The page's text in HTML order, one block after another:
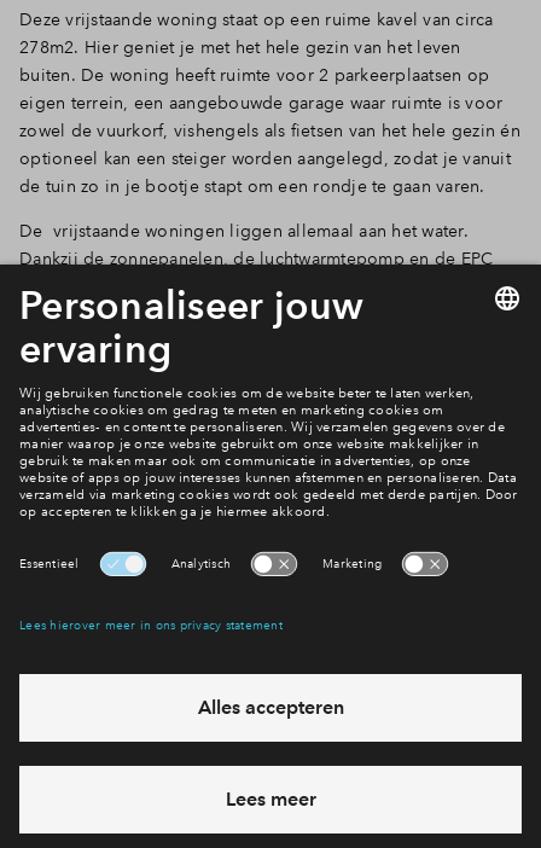
Deze vrijstaande woning staat op een ruime kavel van circa
278m2. Hier geniet je met het hele gezin van het leven
buiten. De woning heeft ruimte voor 2 parkeerplaatsen op
eigen terrein, een aangebouwde garage waar ruimte is voor
zowel de vuurkorf, vishengels als fietsen van het hele gezin én
optioneel kan een steiger worden aangelegd, zodat je vanuit
de tuin zo in je bootje stapt om een rondje te gaan varen.
De vrijstaande woningen liggen allemaal aan het water.
Dankzij de zonnepanelen, de luchtwarmtepomp en de EPC
van 0 kun je deze woning met recht duurzaam noemen. Dat is
goed voor het klimaat én voor je portemonnee!
Klinkt dit als iets voor jou?
Meer over de woning
Interesse? Meld je dan snel aan
Hiermee blijf je op de hoogte van het belangrijkste nieuws en
Ja, ik wil mij aanmelden
Heb je een vraag en wil je direct antwoord? Bel ons op
712 21 38